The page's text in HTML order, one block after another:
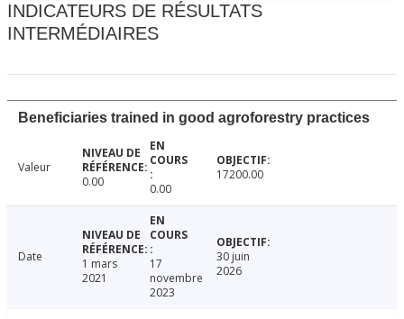
INDICATEURS DE RÉSULTATS
INTERMÉDIAIRES
Beneficiaries trained in good agroforestry practices
Valeur
0.00
0.00
17200.00
Date
1 mars
2021
17
novembre
2023
30 juin
2026